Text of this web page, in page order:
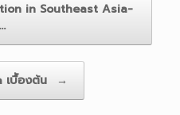
in Southeast Asia-
…
เบื้องต้น →